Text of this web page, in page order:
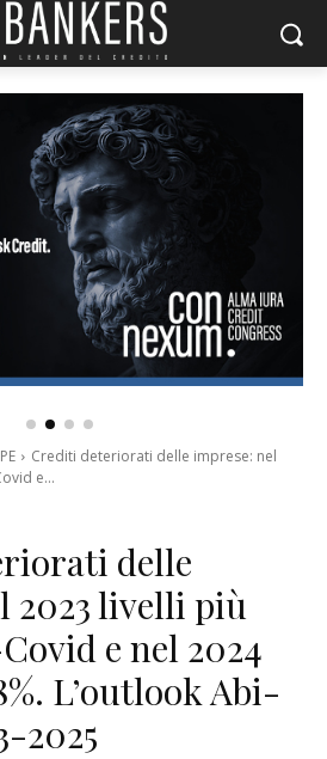
Crediti deteriorati delle imprese: nel
e...
delle
2023 livelli più
e nel 2024
L’outlook Abi-
2025